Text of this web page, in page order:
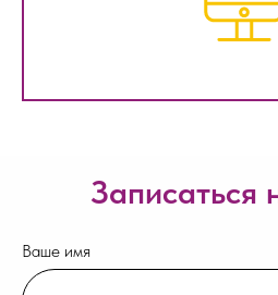
Записаться
Ваше имя